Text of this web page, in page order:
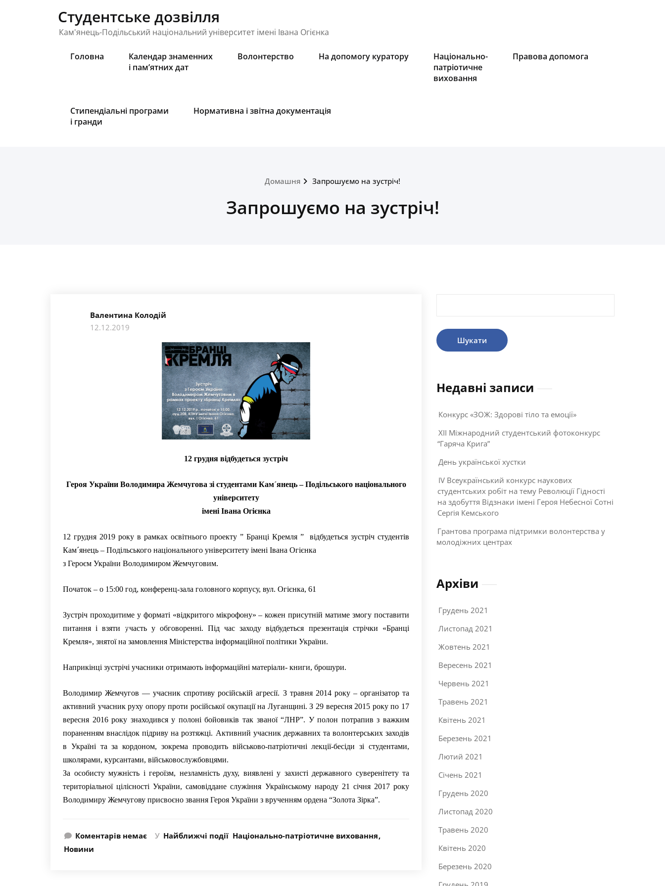
Студентське дозвілля
Кам'янець-Подільський національний університет імені Івана Огієнка
Головна
Календар знаменних
і пам’ятних дат
Волонтерство На допомогу куратору
Національно-
патріотичне
виховання
Правова допомога
Стипендіальні програми
і гранди
Нормативна і звітна документація
Домашня Запрошуємо на зустріч!
Запрошуємо на зустріч!
Валентина Колодій
12.12.2019
12 грудня відбудеться зустріч
Героя України Володимира Жемчугова зі студентами Кам´янець – Подільського національного
університету
імені Івана Огієнка
12 грудня 2019 року в рамках освітнього проекту ” Бранці Кремля ” відбудеться зустріч студентів
Кам´янець – Подільського національного університету імені Івана Огієнка
з Героєм України Володимиром Жемчуговим.
Початок – о 15:00 год, конференц-зала головного корпусу, вул. Огієнка, 61
Зустріч проходитиме у форматі «відкритого мікрофону» – кожен присутній матиме змогу поставити
питання і взяти участь у обговоренні. Під час заходу відбудеться презентація стрічки «Бранці
Кремля», знятої на замовлення Міністерства інформаційної політики України.
Наприкінці зустрічі учасники отримають інформаційні матеріали- книги, брошури.
Володимир Жемчугов — учасник спротиву російській агресії. З травня 2014 року – організатор та
активний учасник руху опору проти російської окупації на Луганщині. З 29 вересня 2015 року по 17
вересня 2016 року знаходився у полоні бойовиків так званої “ЛНР”. У полон потрапив з важким
пораненням внаслідок підриву на розтяжці. Активний учасник державних та волонтерських заходів
в Україні та за кордоном, зокрема проводить військово-патріотичні лекції-бесіди зі студентами,
школярами, курсантами, військовослужбовцями.
За особисту мужність і героїзм, незламність духу, виявлені у захисті державного суверенітету та
територіальної цілісності України, самовіддане служіння Українському народу 21 січня 2017 року
Володимиру Жемчугову присвоєно звання Героя України з врученням ордена “Золота Зірка”.
Коментарів немає У Найближчі події Національно-патріотичне виховання
Новини
Недавні записи
Конкурс «ЗОЖ: Здорові тіло та емоції»
XII Міжнародний студентський фотоконкурс
“Гаряча Крига”
День української хустки
IV Всеукраїнський конкурс наукових
студентських робіт на тему Революції Гідності
на здобуття Відзнаки імені Героя Небесної Сотні
Сергія Кемського
Грантова програма підтримки волонтерства у
молодіжних центрах
Архіви
Грудень 2021
Листопад 2021
Жовтень 2021
Вересень 2021
Червень 2021
Травень 2021
Квітень 2021
Березень 2021
Лютий 2021
Січень 2021
Грудень 2020
Листопад 2020
Травень 2020
Квітень 2020
Березень 2020